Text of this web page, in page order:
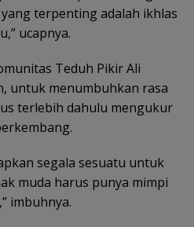
terpenting adalah ikhlas
ucapnya.
Teduh Pikir Ali
untuk menumbuhkan rasa
terlebih dahulu mengukur
segala sesuatu untuk
muda harus punya mimpi
imbuhnya.